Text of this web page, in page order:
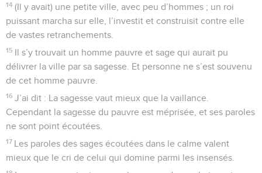
14 (Il y avait) une petite ville, avec peu d’hommes ; un roi
puissant marcha sur elle, l’investit et construisit contre elle
de vastes retranchements.
15 Il s’y trouvait un homme pauvre et sage qui aurait pu
délivrer la ville par sa sagesse. Et personne ne s’est souvenu
de cet homme pauvre.
16 J’ai dit : La sagesse vaut mieux que la vaillance.
Cependant la sagesse du pauvre est méprisée, et ses paroles
ne sont point écoutées.
17 Les paroles des sages écoutées dans le calme valent
mieux que le cri de celui qui domine parmi les insensés.